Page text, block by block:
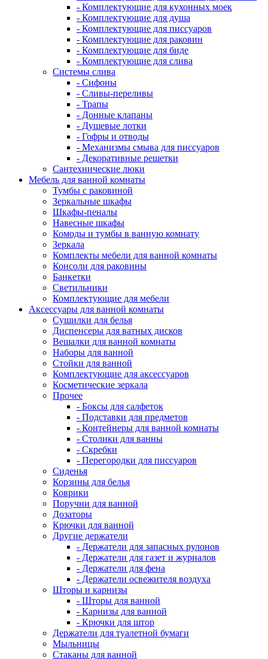
- Комплектующие для кухонных моек
- Комплектующие для душа
- Комплектующие для писсуаров
- Комплектующие для раковин
- Комплектующие для биде
- Комплектующие для слива
Системы слива
- Сифоны
- Сливы-переливы
- Трапы
- Донные клапаны
- Душевые лотки
- Гофры и отводы
- Механизмы смыва для писсуаров
- Декоративные решетки
Сантехнические люки
Мебель для ванной комнаты
Тумбы с раковиной
Зеркальные шкафы
Шкафы-пеналы
Навесные шкафы
Комоды и тумбы в ванную комнату
Зеркала
Комплекты мебели для ванной комнаты
Консоли для раковины
Банкетки
Светильники
Комплектующие для мебели
Аксессуары для ванной комнаты
Сушилки для белья
Диспенсеры для ватных дисков
Вешалки для ванной комнаты
Наборы для ванной
Стойки для ванной
Комплектующие для аксессуаров
Косметические зеркала
Прочее
- Боксы для салфеток
- Подставки для предметов
- Контейнеры для ванной комнаты
- Столики для ванны
- Скребки
- Перегородки для писсуаров
Сиденья
Корзины для белья
Коврики
Поручни для ванной
Дозаторы
Крючки для ванной
Другие держатели
- Держатели для запасных рулонов
- Держатели для газет и журналов
- Держатели для фена
- Держатели освежителя воздуха
Шторы и карнизы
- Шторы для ванной
- Карнизы для ванной
- Крючки для штор
Держатели для туалетной бумаги
Мыльницы
Стаканы для ванной